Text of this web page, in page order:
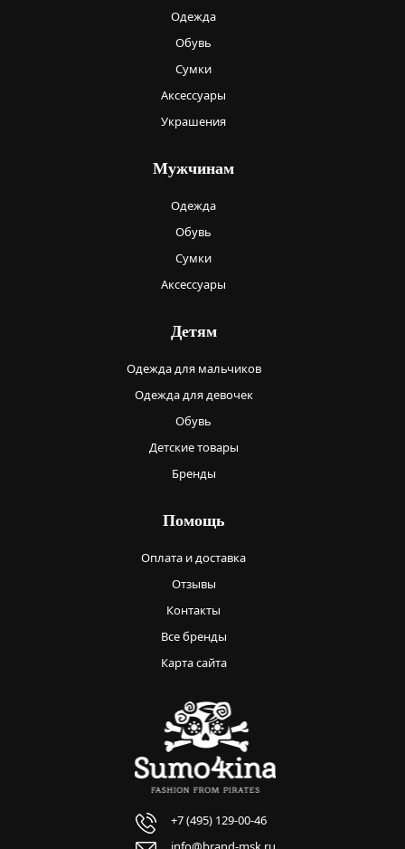
Одежда
Обувь
Сумки
Аксессуары
Украшения
Мужчинам
Одежда
Обувь
Сумки
Аксессуары
Детям
Одежда для мальчиков
Одежда для девочек
Обувь
Детские товары
Бренды
Помощь
Оплата и доставка
Отзывы
Контакты
Все бренды
Карта сайта
+7 (495) 129-00-46